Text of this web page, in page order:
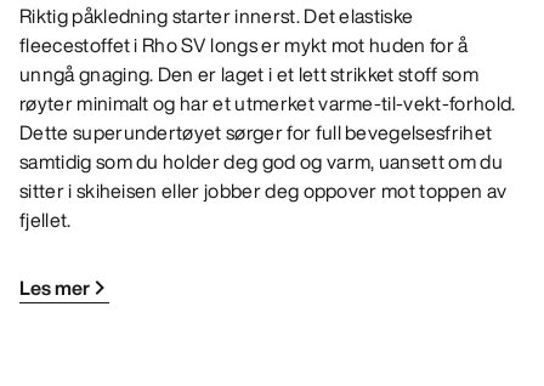
Riktig påkledning starter innerst. Det elastiske
fleecestoffet i Rho SV longs er mykt mot huden for å
unngå gnaging. Den er laget i et lett strikket stoff som
røyter minimalt og har et utmerket varme-til-vekt-forhold.
Dette superundertøyet sørger for full bevegelsesfrihet
samtidig som du holder deg god og varm, uansett om du
sitter i skiheisen eller jobber deg oppover mot toppen av
fjellet.
Les mer